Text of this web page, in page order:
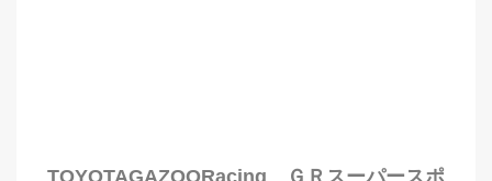
TOYOTAGAZOORacing ＧＲスーパースポ